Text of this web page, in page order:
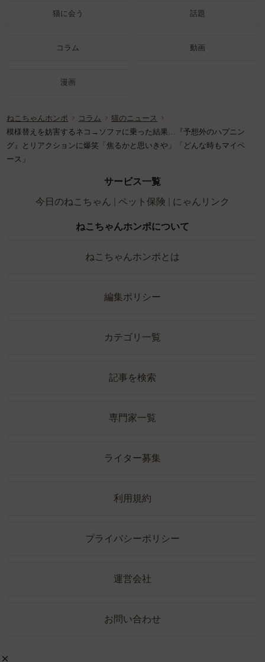
猫に会う 話題
コラム 動画
漫画
ねこちゃんホンポ コラム
猫のニュース
模様替えを妨害するネコ→ソファに乗った結果…『予想外のハプニン
グ』とリアクションに爆笑「焦るかと思いきや」「どんな時もマイペ
ース」
サービス一覧
今日のねこちゃん
ペット保険 にゃんリンク
ねこちゃんホンポについて
ねこちゃんホンポとは
編集ポリシー
カテゴリ一覧
記事を検索
専門家一覧
ライター募集
利用規約
プライバシーポリシー
運営会社
お問い合わせ